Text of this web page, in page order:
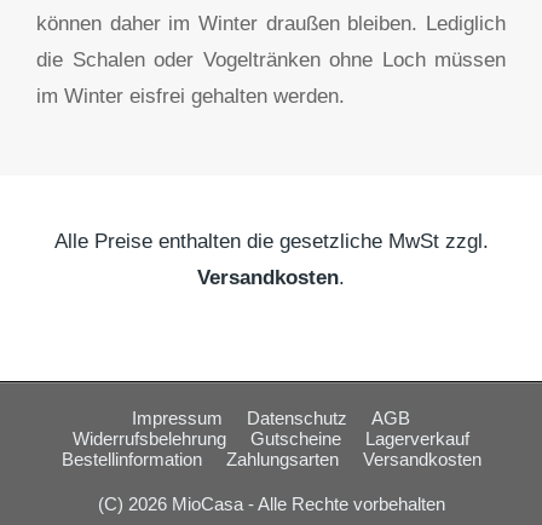
können daher im Winter draußen bleiben. Lediglich
die Schalen oder Vogeltränken ohne Loch müssen
im Winter eisfrei gehalten werden.
Alle Preise enthalten die gesetzliche MwSt zzgl.
Versandkosten.
Impressum Datenschutz
AGB
Widerrufsbelehrung
Gutscheine
Lagerverkauf
Bestellinformation
Zahlungsarten Versandkosten
(C) 2026 MioCasa - Alle Rechte vorbehalten